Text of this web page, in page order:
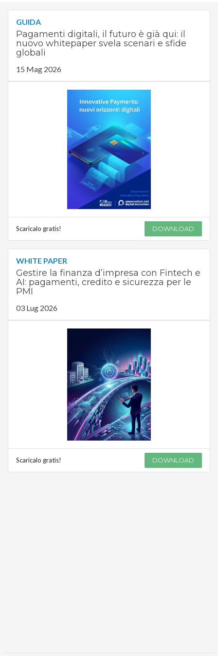
GUIDA
Pagamenti digitali, il futuro è già qui: il
nuovo whitepaper svela scenari e sfide
globali
15 Mag 2026
Scaricalo gratis! DOWNLOAD
WHITE PAPER
Gestire la finanza d’impresa con Fintech e
AI: pagamenti, credito e sicurezza per le
PMI
03 Lug 2026
Scaricalo gratis! DOWNLOAD